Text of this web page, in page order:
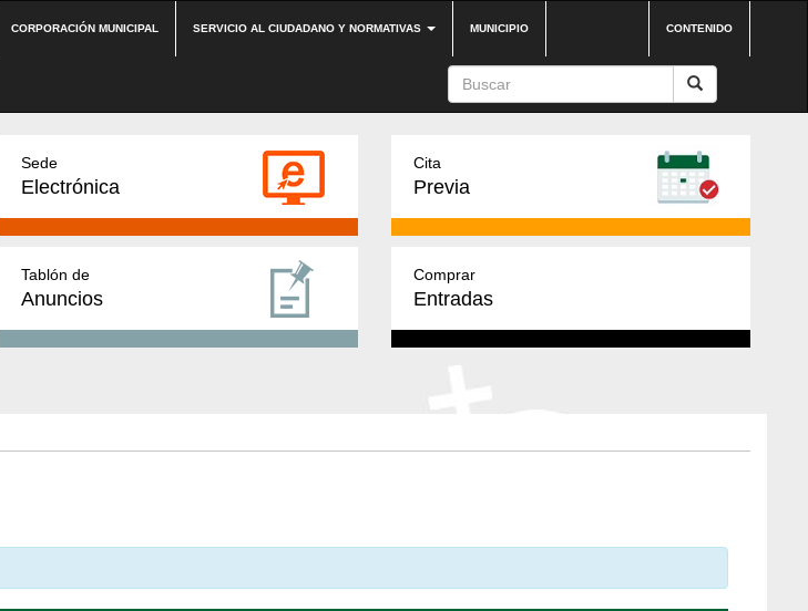
CORPORACIÓN MUNICIPAL SERVICIO AL CIUDADANO Y NORMATIVAS MUNICIPIO CONTENIDO
Sede
Electrónica
Cita
Previa
Tablón de
Anuncios
Comprar
Entradas